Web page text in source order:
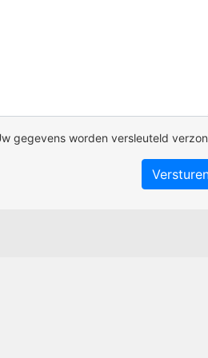
gegevens worden versleuteld